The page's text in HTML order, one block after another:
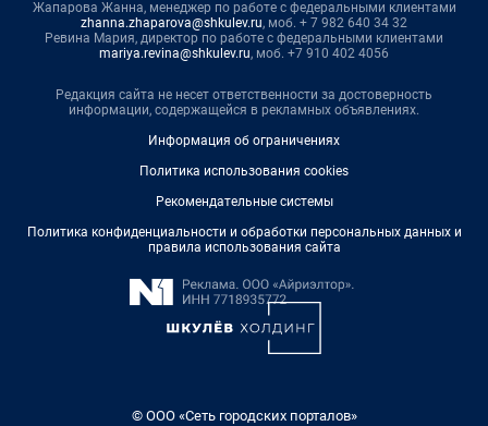
Жапарова Жанна, менеджер по работе с федеральными клиентами
zhanna.zhaparova@shkulev.ru, моб. + 7 982 640 34 32
Ревина Мария, директор по работе с федеральными клиентами
mariya.revina@shkulev.ru, моб. +7 910 402 4056
Редакция сайта не несет ответственности за достоверность
информации, содержащейся в рекламных объявлениях.
Информация об ограничениях
Политика использования cookies
Рекомендательные системы
Политика конфиденциальности и обработки персональных данных и
правила использования сайта
© ООО «Сеть городских порталов»